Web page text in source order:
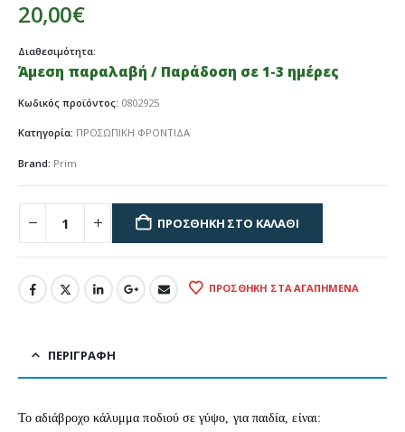
20,00€
Διαθεσιμότητα:
Άμεση παραλαβή / Παράδοση σε 1-3 ημέρες
Κωδικός προϊόντος: 0802925
Κατηγορία: ΠΡΟΣΩΠΙΚΗ ΦΡΟΝΤΙΔΑ
Brand: Prim
ΠΡΟΣΘΉΚΗ ΣΤΟ ΚΑΛΆΘΙ
ΠΡΟΣΘΉΚΗ ΣΤΑ ΑΓΑΠΗΜΈΝΑ
ΠΕΡΙΓΡΑΦΉ
Το αδιάβροχο κάλυμμα ποδιού σε γύψο, για παιδία, είναι: